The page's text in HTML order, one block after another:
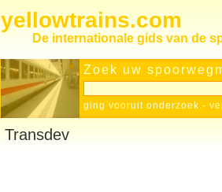
yellowtrains.com
De internationale gids van de
Zoek uw
ging vooruit onderzoek -
Transdev